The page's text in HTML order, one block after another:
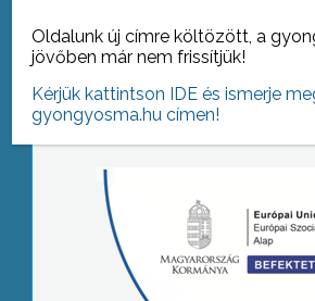
Tovább az archívumra
Oldalunk új címre költözött, a
jövőben már nem frissítjük!
Kérjük kattintson IDE és ismerje
gyongyosma.hu címen!